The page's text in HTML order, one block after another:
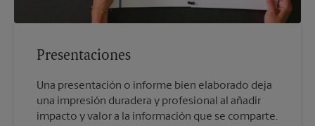
Presentaciones
Una presentación o informe bien elaborado deja
una impresión duradera y profesional al añadir
impacto y valor a la información que se comparte.